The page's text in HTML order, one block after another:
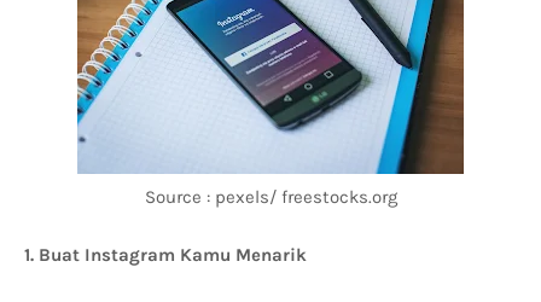
Source : pexels/ freestocks.org
1. Buat Instagram Kamu Menarik